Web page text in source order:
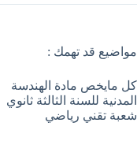
مواضيع قد تهمك :
كل مايخص مادة الهندسة
المدنية للسنة الثالثة ثانوي
شعبة تقني رياضي